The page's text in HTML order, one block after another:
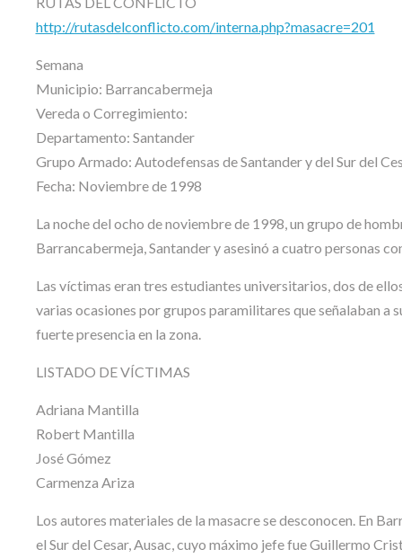
http://rutasdelconflicto.com/interna.php?masacre=201
Semana
Municipio: Barrancabermeja
Vereda o Corregimiento:
Departamento: Santander
Grupo Armado: Autodefensas de Santander y del Sur del
Fecha: Noviembre de 1998
La noche del ocho de noviembre de 1998, un grupo de
Barrancabermeja, Santander y asesinó a cuatro personas
Las víctimas eran tres estudiantes universitarios, dos de
varias ocasiones por grupos paramilitares que señalaban a
fuerte presencia en la zona.
LISTADO DE VÍCTIMAS
Adriana Mantilla
Robert Mantilla
José Gómez
Carmenza Ariza
Los autores materiales de la masacre se desconocen. En
el Sur del Cesar, Ausac, cuyo máximo jefe fue Guillermo